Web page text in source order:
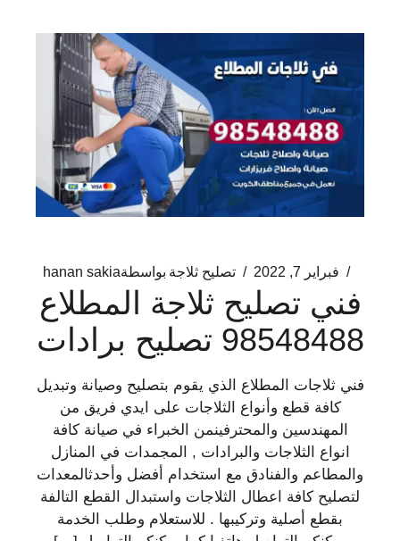
فبراير 7, 2022 تصليح ثلاجة بواسطةhanan sakia
فني تصليح ثلاجة المطلاع
98548488 تصليح برادات
فني ثلاجات المطلاع الذي يقوم بتصليح وصيانة وتبديل
كافة قطع وأنواع الثلاجات على ايدي فريق من
المهندسين والمحترفينمن الخبراء في صيانة كافة
انواع الثلاجات والبرادات , المجمدات في المنازل
والمطاعم والفنادق مع استخدام أفضل وأحدثالمعدات
لتصليح كافة اعطال الثلاجات واستبدال القطع التالفة
بقطع أصلية وتركيبها . للاستعلام وطلب الخدمة